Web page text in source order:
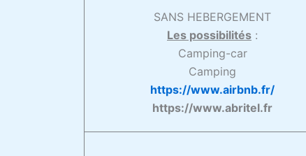
SANS HEBERGEMENT
Les possibilités :
Camping-car
Camping
https://www.airbnb.fr/
https://www.abritel.fr